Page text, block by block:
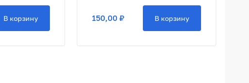
В корзину 150,00 ₽ В корзину